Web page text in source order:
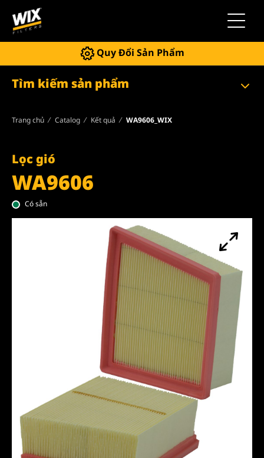
Quy Đổi Sản Phẩm
Tìm kiếm sản phẩm
Trang chủ Catalog Kết quả WA9606_WIX
Lọc gió
WA9606
Có sẵn